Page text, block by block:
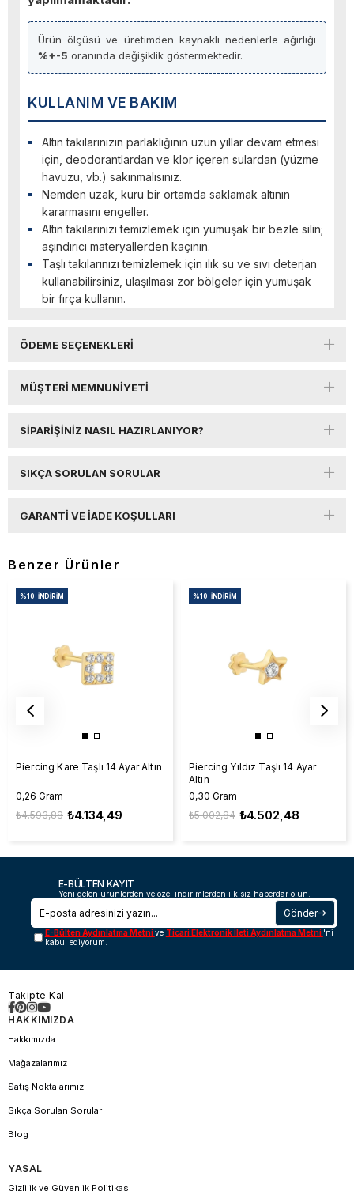
Ürün ölçüsü ve üretimden kaynaklı nedenlerle ağırlığı
%+-5 oranında değişiklik göstermektedir.
KULLANIM VE BAKIM
Altın takılarınızın parlaklığının uzun yıllar devam etmesi
için, deodorantlardan ve klor içeren sulardan (yüzme
havuzu, vb.) sakınmalısınız.
Nemden uzak, kuru bir ortamda saklamak altının
kararmasını engeller.
Altın takılarınızı temizlemek için yumuşak bir bezle silin;
aşındırıcı materyallerden kaçının.
Taşlı takılarınızı temizlemek için ılık su ve sıvı deterjan
kullanabilirsiniz, ulaşılması zor bölgeler için yumuşak
bir fırça kullanın.
ÖDEME SEÇENEKLERI
MÜŞTERI MEMNUNIYETI
SIPARIŞINIZ NASIL HAZIRLANIYOR?
SIKÇA SORULAN SORULAR
GARANTI VE İADE KOŞULLARI
Benzer Ürünler
Piercing Kare Taşlı 14 Ayar Altın
0,26 Gram
₺4.134,49
₺4.593,88
%10 İNDIRIM
Piercing Yıldız Taşlı 14 Ayar
Altın
0,30 Gram
₺4.502,48
₺5.002,84
%10 İNDIRIM
E-BÜLTEN KAYIT
Yeni gelen ürünlerden ve özel indirimlerden ilk siz haberdar olun.
Gönder
E-Bülten Aydınlatma Metnive Ticari Elektronik İleti Aydınlatma Metni 'ni
kabul ediyorum.
Takipte Kal
HAKKIMIZDA
Hakkımızda
Mağazalarımız
Satış Noktalarımız
Sıkça Sorulan Sorular
Blog
YASAL
Gizlilik ve Güvenlik Politikası